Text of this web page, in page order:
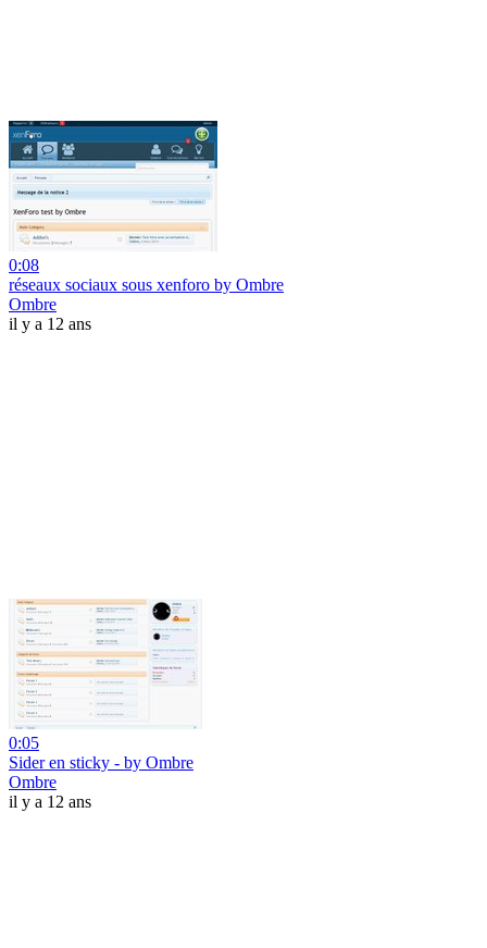
0:08
réseaux sociaux sous xenforo by Ombre
Ombre
il y a 12 ans
0:05
Sider en sticky - by Ombre
Ombre
il y a 12 ans